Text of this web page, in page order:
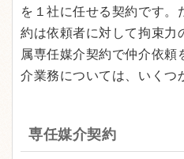
を１社に任せる契約です。
約は依頼者に対して拘束力
属専任媒介契約で仲介依頼
介業務については、いくつ
専任媒介契約